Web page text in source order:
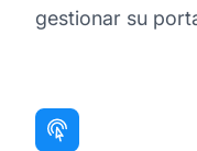
gestionar su